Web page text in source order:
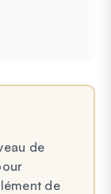
de
de